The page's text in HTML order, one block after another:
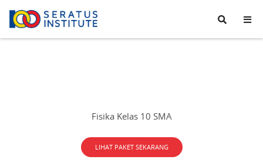
Seratus
Institute
Fisika Kelas 10 SMA
LIHAT PAKET SEKARANG